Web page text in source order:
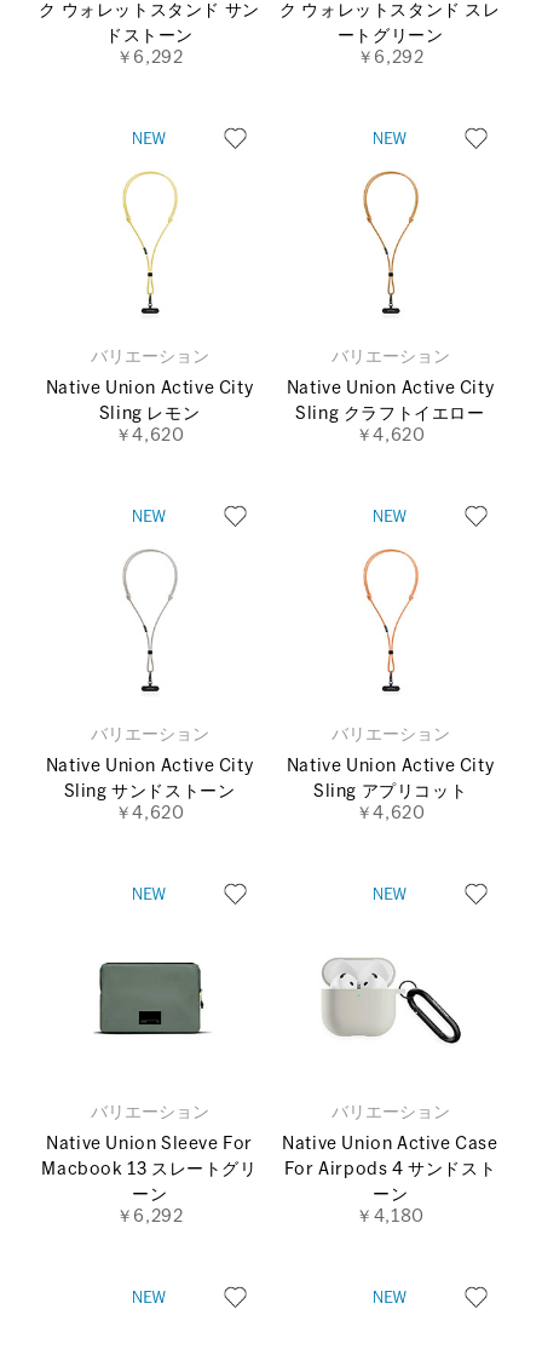
ク ウォレットスタンド サン
ドストーン
￥6,292
ク ウォレットスタンド スレ
ートグリーン
￥6,292
バリエーション
Native Union Active City
Sling レモン
￥4,620
バリエーション
Native Union Active City
Sling クラフトイエロー
￥4,620
バリエーション
Native Union Active City
Sling サンドストーン
￥4,620
バリエーション
Native Union Active City
Sling アプリコット
￥4,620
バリエーション
Native Union Sleeve For
Macbook 13 スレートグリ
ーン
￥6,292
バリエーション
Native Union Active Case
For Airpods 4 サンドスト
ーン
￥4,180